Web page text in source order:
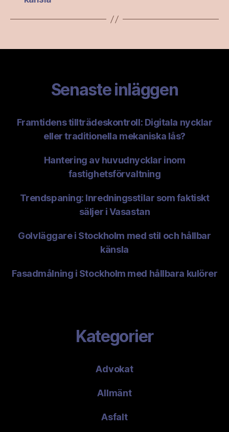
Senaste inläggen
Framtidens tillträdeskontroll: Digitala nycklar
eller traditionella mekaniska lås?
Hantering av huvudnycklar inom
fastighetsförvaltning
Trendspaning: Inredningsstilar som faktiskt
säljer i Vasastan
Golvläggare i Stockholm med stil och hållbar
känsla
Fasadmålning i Stockholm med hållbara kulörer
Kategorier
Advokat
Allmänt
Asfalt